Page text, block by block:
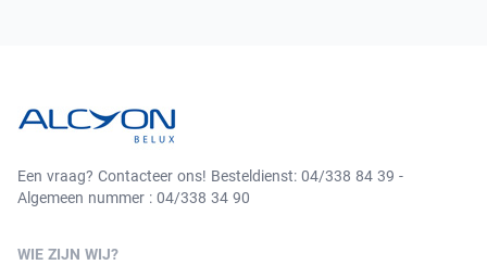
Een vraag? Contacteer ons! Besteldienst: 04/338 84 39 -
Algemeen nummer : 04/338 34 90
WIE ZIJN WIJ?